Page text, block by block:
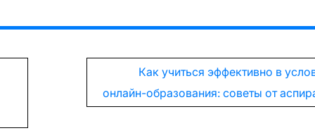
Как учиться эффективно в
онлайн-образования: советы от